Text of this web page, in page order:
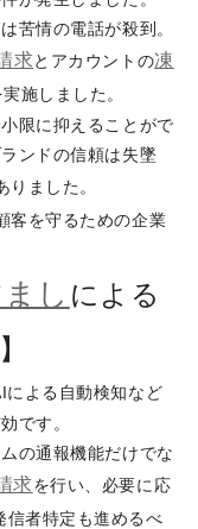
苦情の電話が殺到。
求とアカウントの凍
施しました。
限に抑えることがで
ンドの信頼は失墜
ました。
客を守るための企業
し による
による自動検知など
です。
の通報機能だけでな
求を行い、必要に応
信者特定も進めるべ